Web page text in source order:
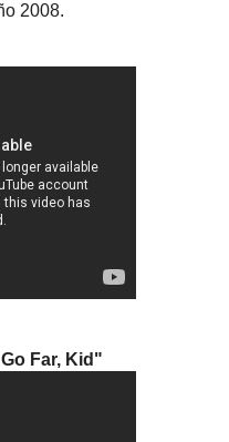
2008.
Far, Kid"